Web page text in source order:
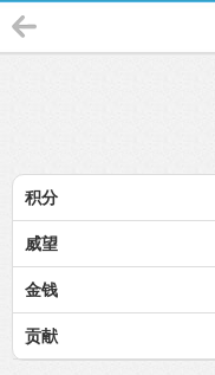
积分
威望
金钱
贡献